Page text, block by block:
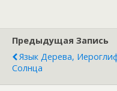
Предыдущая Запись
Язык Дерева,
Солнца